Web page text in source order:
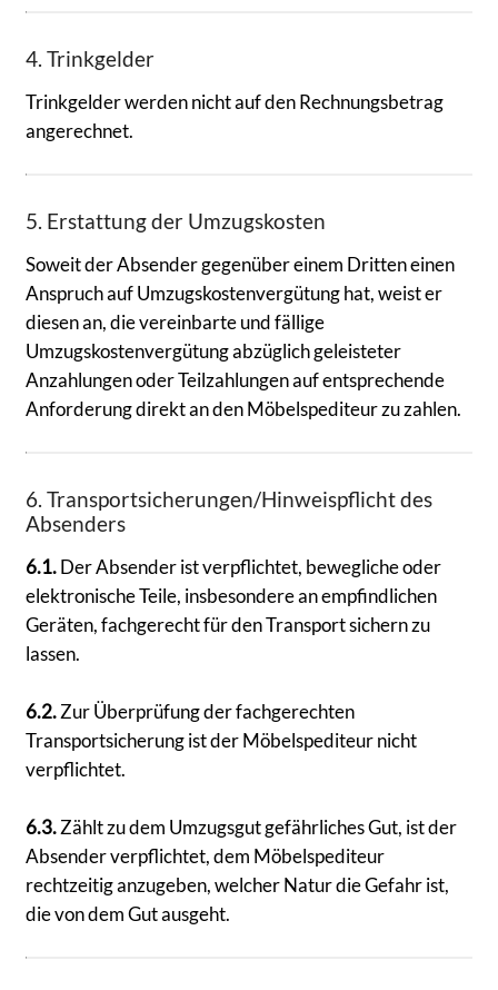
4. Trinkgelder
Trinkgelder werden nicht auf den Rechnungsbetrag
angerechnet.
5. Erstattung der Umzugskosten
Soweit der Absender gegenüber einem Dritten einen
Anspruch auf Umzugskostenvergütung hat, weist er
diesen an, die vereinbarte und fällige
Umzugskostenvergütung abzüglich geleisteter
Anzahlungen oder Teilzahlungen auf entsprechende
Anforderung direkt an den Möbelspediteur zu zahlen.
6. Transportsicherungen/Hinweispflicht des
Absenders
6.1.Der Absender ist verpflichtet, bewegliche oder
elektronische Teile, insbesondere an empfindlichen
Geräten, fachgerecht für den Transport sichern zu
lassen.
6.2.Zur Überprüfung der fachgerechten
Transportsicherung ist der Möbelspediteur nicht
verpflichtet.
6.3.Zählt zu dem Umzugsgut gefährliches Gut, ist der
Absender verpflichtet, dem Möbelspediteur
rechtzeitig anzugeben, welcher Natur die Gefahr ist,
die von dem Gut ausgeht.